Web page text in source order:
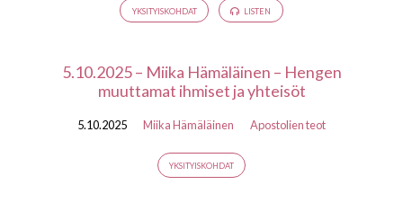
YKSITYISKOHDAT LISTEN
5.10.2025 – Miika Hämäläinen – Hengen
muuttamat ihmiset ja yhteisöt
5.10.2025 Miika Hämäläinen Apostolien teot
YKSITYISKOHDAT